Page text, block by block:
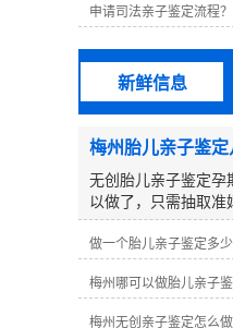
申请司法亲子鉴定流程？
新鲜信息
梅州胎儿亲子鉴定
无创胎儿亲子鉴定孕
以做了，只需抽取准
12ml静脉血作为胎
任何影响和伤害，是
咨询中心2018年开
上万人解决亲子鉴定
做一个胎儿亲子鉴定多少
梅州无创亲子鉴定怎么